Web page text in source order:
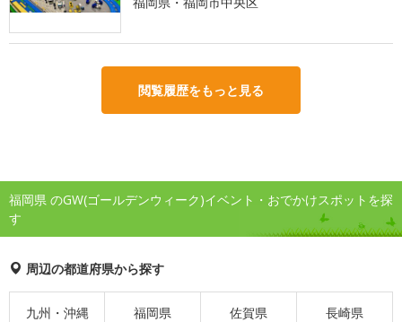
閲覧履歴をもっと見る
福岡県 のGW(ゴールデンウィーク)イベント・おでかけスポットを探
す
周辺の都道府県から探す
九州・沖縄 福岡県 佐賀県 長崎県